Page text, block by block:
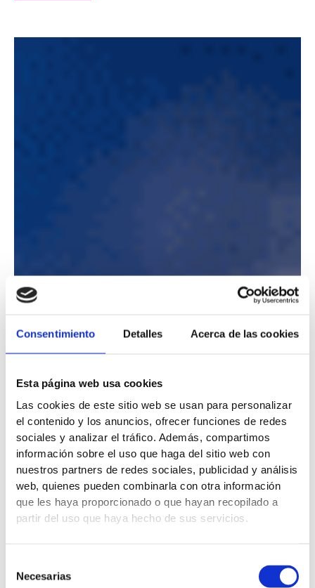
Consentimiento Detalles Acerca de las cookies
Esta página web usa cookies
Las cookies de este sitio web se usan para personalizar
el contenido y los anuncios, ofrecer funciones de redes
sociales y analizar el tráfico. Además, compartimos
información sobre el uso que haga del sitio web con
nuestros partners de redes sociales, publicidad y análisis
web, quienes pueden combinarla con otra información
que les haya proporcionado o que hayan recopilado a
partir del uso que haya hecho de sus servicios.
Necesarias